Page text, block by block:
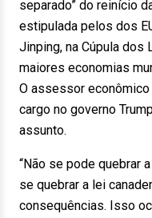
separado” do reinício
estipulada pelos dos
Jinping, na Cúpula dos
maiores economias
O assessor
cargo no governo
assunto.
“Não se pode quebrar
se quebrar a lei
consequências. Isso